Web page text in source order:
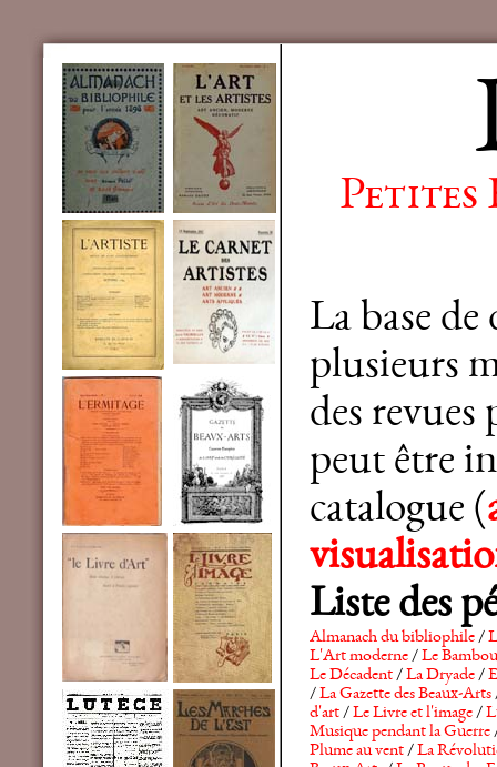
Petites
La base
plusieurs
des revues
peut être
catalogue (
Liste des
Almanach du bibliophile/
L'Art moderne/Le Bambou
Le Décadent/La Dryade/
/La Gazette des Beaux-Arts
d'art/Le Livre et l'image/
Musique pendant la Guerre
Plume au vent/La